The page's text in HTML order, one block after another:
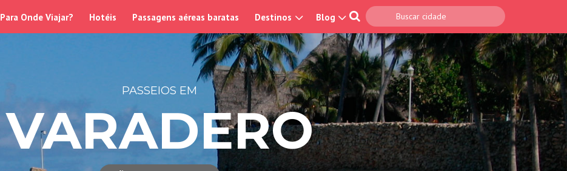
Para Onde Viajar? Hotéis Passagens aéreas baratas Destinos Blog
PASSEIOS EM
VARADERO